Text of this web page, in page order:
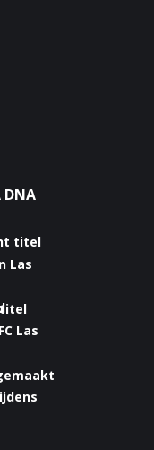
DNA